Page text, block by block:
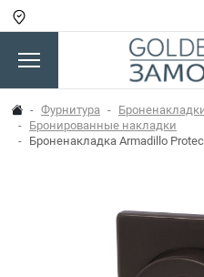
Фурнитура
Бронированные накладки
Броненакладка Armadillo